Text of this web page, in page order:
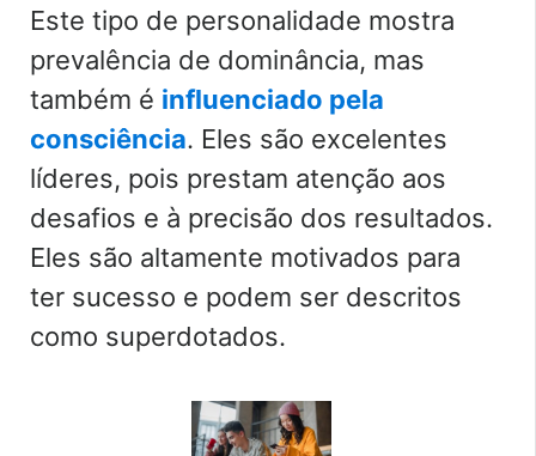
Este tipo de personalidade mostra
prevalência de dominância, mas
também é influenciado pela
consciência. Eles são excelentes
líderes, pois prestam atenção aos
desafios e à precisão dos resultados.
Eles são altamente motivados para
ter sucesso e podem ser descritos
como superdotados.